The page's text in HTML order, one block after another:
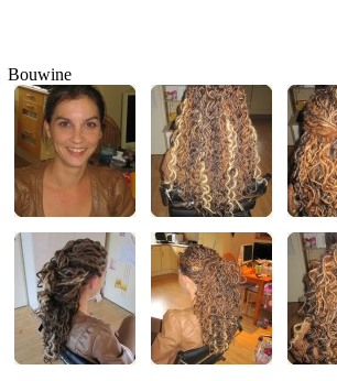
Bouwine